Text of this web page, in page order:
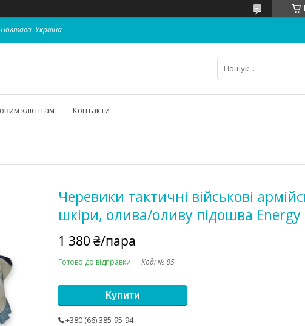
Полтава, Україна
клієнтам Контакти
Черевики тактичні військові
шкіри, олива/оливу підошва Energy
1 380 ₴/пара
Готово до відправки Код:№ 85
Купити
+380 (66) 385-95-94